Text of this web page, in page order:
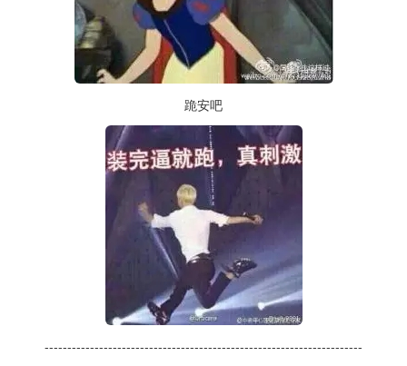
跪安吧
----------------------------------------------------------------------